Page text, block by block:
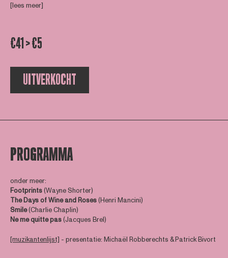
[lees meer]
€41 > €5
UITVERKOCHT
PROGRAMMA
onder meer:
Footprints(Wayne Shorter)
The Days of Wine and Roses(Henri Mancini)
Smile(Charlie Chaplin)
Ne me quitte pas(Jacques Brel)
[muzikantenlijst] - presentatie: Michaël Robberechts & Patrick Bivort